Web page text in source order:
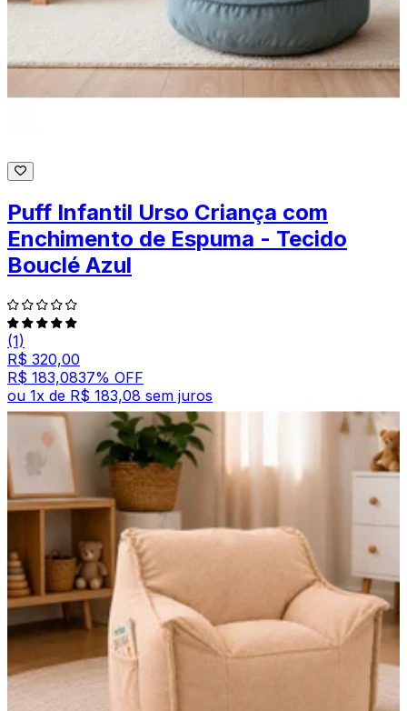
Puff Infantil Urso Criança com
Enchimento de Espuma - Tecido
Bouclé Azul
(1)
R$ 320,00
R$ 183,0837% OFF
ou 1x de R$ 183,08 sem juros